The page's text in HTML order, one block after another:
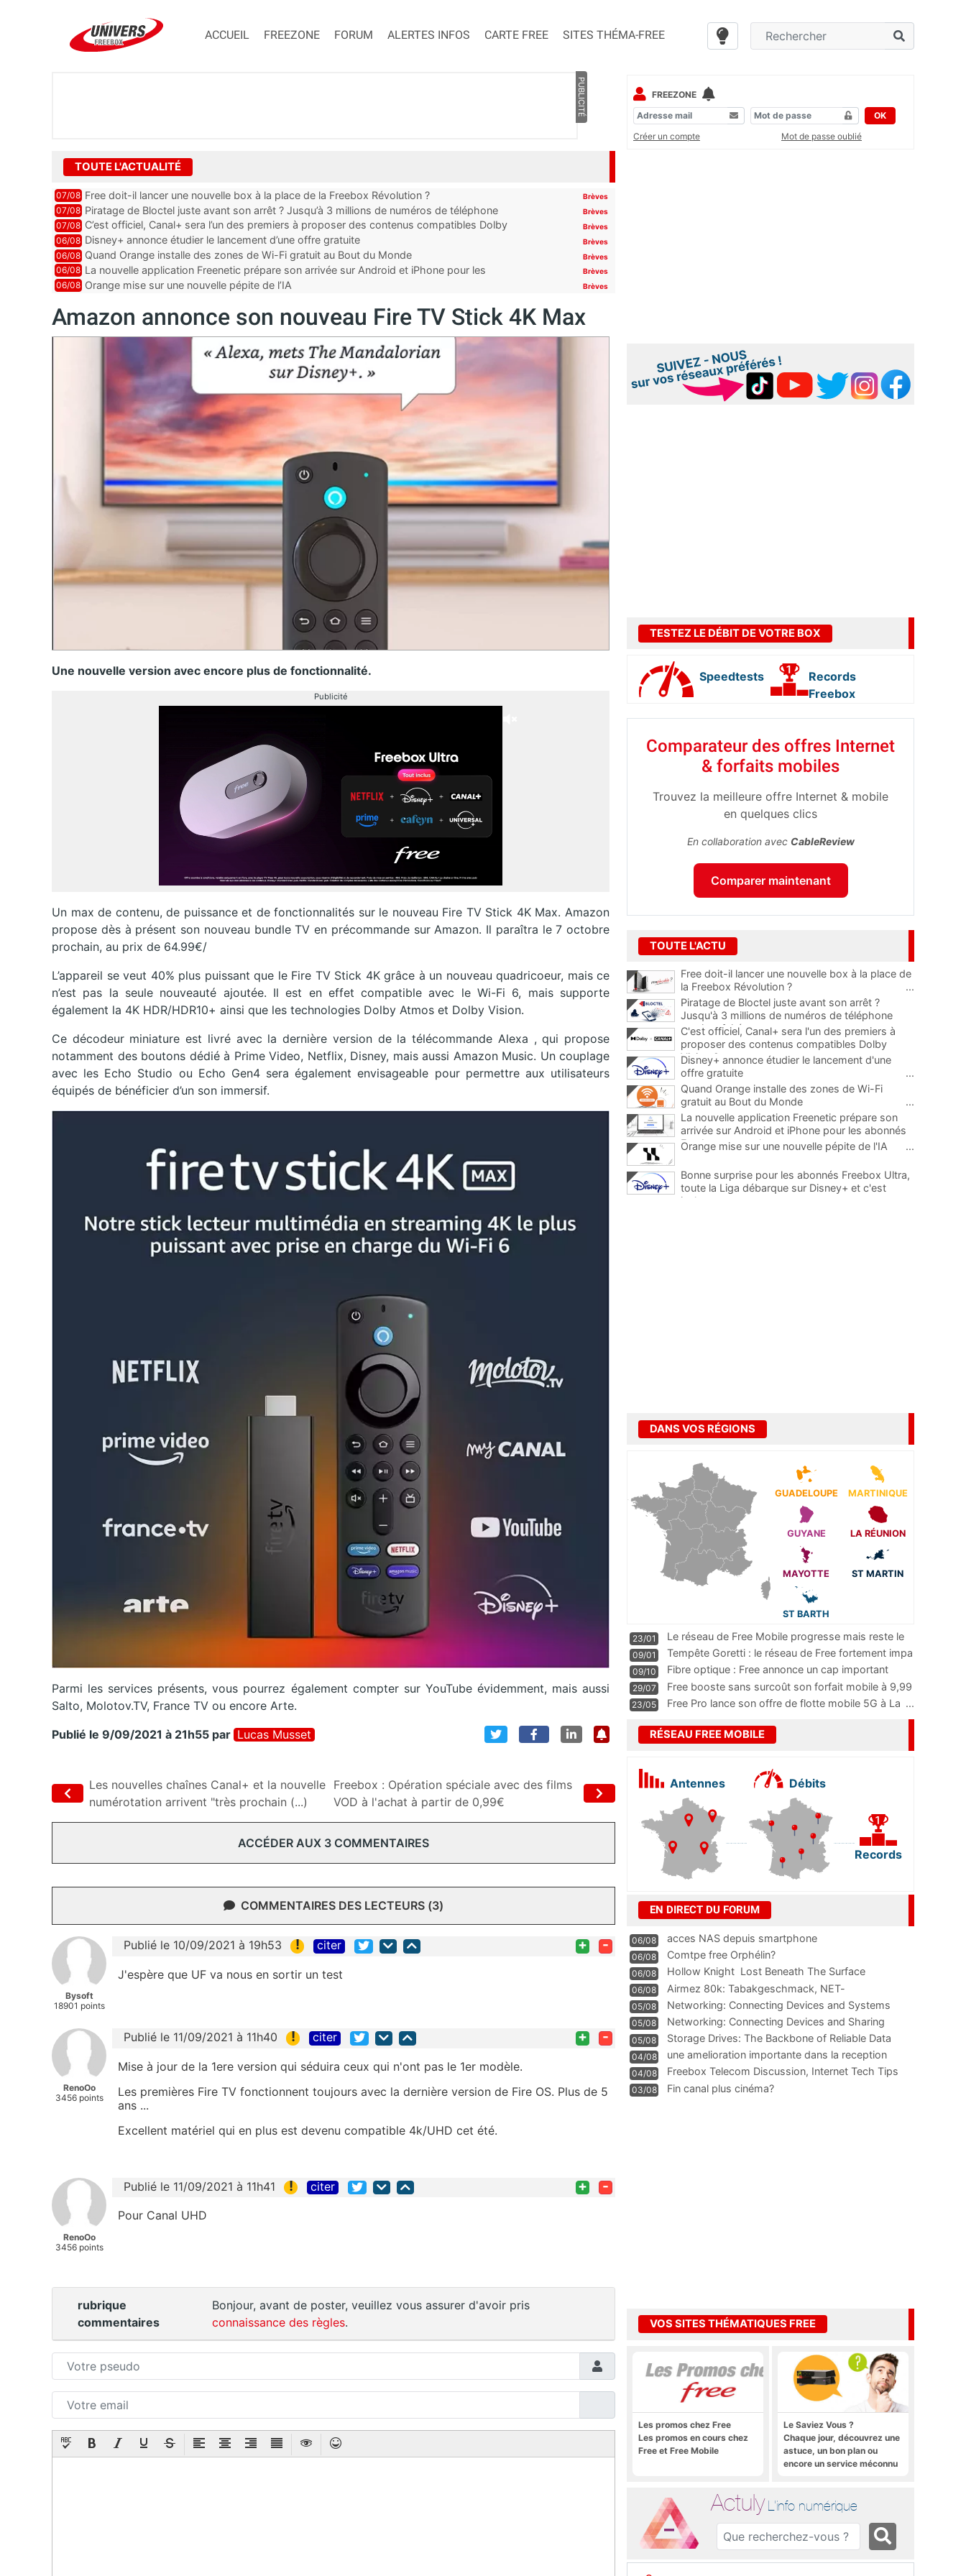
ACCUEIL FREEZONE FORUM ALERTES INFOS CARTE FREE SITES THÉMA-FREE
PUBLICITÉ
TOUTE L'ACTUALITÉ
07/08 Free doit-il lancer une nouvelle box à la place de la Freebox Révolution ? Brèves
07/08 Piratage de Bloctel juste avant son arrêt ? Jusqu’à 3 millions de numéros de téléphone
auraient fuité
Brèves
07/08 C’est officiel, Canal+ sera l’un des premiers à proposer des contenus compatibles Dolby
Vision 2
Brèves
06/08 Disney+ annonce étudier le lancement d’une offre gratuite Brèves
06/08 Quand Orange installe des zones de Wi-Fi gratuit au Bout du Monde Brèves
06/08 La nouvelle application Freenetic prépare son arrivée sur Android et iPhone pour les
abonnés Freebox, testez la
Brèves
06/08 Orange mise sur une nouvelle pépite de l’IA Brèves
Amazon annonce son nouveau Fire TV Stick 4K Max
Une nouvelle version avec encore plus de fonctionnalité.
Publicité
Un max de contenu, de puissance et de fonctionnalités sur le nouveau Fire TV Stick 4K Max. Amazon
propose dès à présent son nouveau bundle TV en précommande sur Amazon. Il paraîtra le 7 octobre
prochain, au prix de 64.99€/
L’appareil se veut 40% plus puissant que le Fire TV Stick 4K grâce à un nouveau quadricoeur, mais ce
n’est pas la seule nouveauté ajoutée. Il est en effet compatible avec le Wi-Fi 6, mais supporte
également la 4K HDR/HDR10+ ainsi que les technologies Dolby Atmos et Dolby Vision.
Ce décodeur miniature est livré avec la dernière version de la télécommande Alexa , qui propose
notamment des boutons dédié à Prime Video, Netflix, Disney, mais aussi Amazon Music. Un couplage
avec les Echo Studio ou Echo Gen4 sera également envisageable pour permettre aux utilisateurs
équipés de bénéficier d’un son immersif.
Parmi les services présents, vous pourrez également compter sur YouTube évidemment, mais aussi
Salto, Molotov.TV, France TV ou encore Arte.
Publié le 9/09/2021 à 21h55 par Lucas Musset
Les nouvelles chaînes Canal+ et la nouvelle
numérotation arrivent "très prochain (...)
Freebox : Opération spéciale avec des films
VOD à l'achat à partir de 0,99€
ACCÉDER AUX 3 COMMENTAIRES
COMMENTAIRES DES LECTEURS (3)
Bysoft
18901 points
Publié le 10/09/2021 à 19h53 ! citer + -
J'espère que UF va nous en sortir un test
RenoOo
3456 points
Publié le 11/09/2021 à 11h40 ! citer + -
Mise à jour de la 1ere version qui séduira ceux qui n'ont pas le 1er modèle.
Les premières Fire TV fonctionnent toujours avec la dernière version de Fire OS. Plus de 5
ans ...
Excellent matériel qui en plus est devenu compatible 4k/UHD cet été.
RenoOo
3456 points
Publié le 11/09/2021 à 11h41 ! citer + -
Pour Canal UHD
rubrique
commentaires
Bonjour, avant de poster, veuillez vous assurer d'avoir pris
connaissance des règles.
FREEZONE
OK
Créer un compte
Mot de passe oublié
TESTEZ LE DÉBIT DE VOTRE BOX
Speedtests
Records
Freebox
Comparateur des offres Internet
& forfaits mobiles
Trouvez la meilleure offre Internet & mobile
en quelques clics
En collaboration avec CableReview
Comparer maintenant
TOUTE L'ACTU
Free doit-il lancer une nouvelle box à la place de
la Freebox Révolution ?
...
Piratage de Bloctel juste avant son arrêt ?
Jusqu'à 3 millions de numéros de téléphone
auraient fuité
C'est officiel, Canal+ sera l'un des premiers à
proposer des contenus compatibles Dolby
Vision 2
Disney+ annonce étudier le lancement d'une
offre gratuite
...
Quand Orange installe des zones de Wi-Fi
gratuit au Bout du Monde
...
La nouvelle application Freenetic prépare son
arrivée sur Android et iPhone pour les abonnés
Freebox, testez la
Orange mise sur une nouvelle pépite de l'IA ...
Bonne surprise pour les abonnés Freebox Ultra,
toute la Liga débarque sur Disney+ et c'est
inclus
DANS VOS RÉGIONS
GUADELOUPE MARTINIQUE
GUYANE LA RÉUNION
MAYOTTE ST MARTIN
ST BARTH
23/01
Le réseau de Free Mobile progresse mais reste le
m
...
09/01
Tempête Goretti : le réseau de Free fortement impa
09/10
Fibre optique : Free annonce un cap important
pass
...
29/07
Free booste sans surcoût son forfait mobile à 9,99
23/05 Free Pro lance son offre de flotte mobile 5G à La ...
RÉSEAU FREE MOBILE
Antennes Débits
Records
EN DIRECT DU FORUM
06/08 acces NAS depuis smartphone
06/08 Comtpe free Orphélin?
06/08 Hollow Knight  Lost Beneath The Surface
06/08
Airmez 80k: Tabakgeschmack, NET-
Technologie und Leistung im
05/08 Networking: Connecting Devices and Systems
05/08
Networking: Connecting Devices and Sharing
Information
05/08
Storage Drives: The Backbone of Reliable Data
Management
04/08
une amelioration importante dans la reception
WIFI
04/08
Freebox Telecom Discussion, Internet Tech Tips
Communi
03/08 Fin canal plus cinéma?
VOS SITES THÉMATIQUES FREE
Les promos chez Free
Les promos en cours chez
Free et Free Mobile
Le Saviez Vous ?
Chaque jour, découvrez une
astuce, un bon plan ou
encore un service méconnu
Actuly L'info numérique